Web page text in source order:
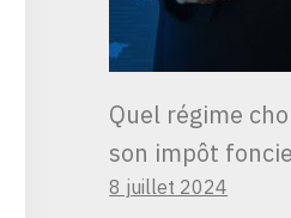
Quel régime
son impôt
8 juillet 2024